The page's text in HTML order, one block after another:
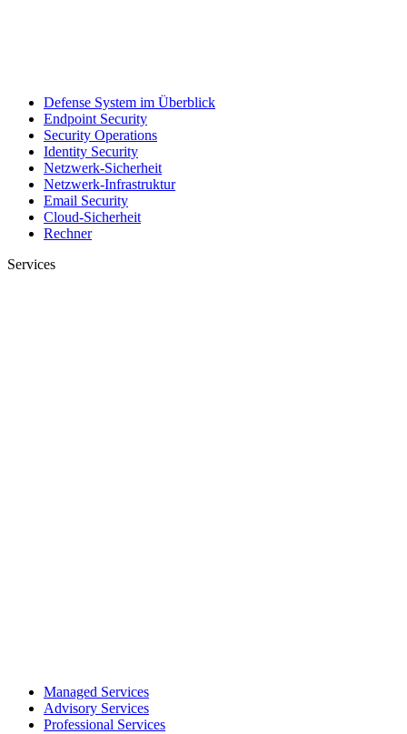
Defense System im Überblick
Endpoint Security
Security Operations
Identity Security
Netzwerk-Sicherheit
Netzwerk-Infrastruktur
Email Security
Cloud-Sicherheit
Rechner
Services
Managed Services
Advisory Services
Professional Services